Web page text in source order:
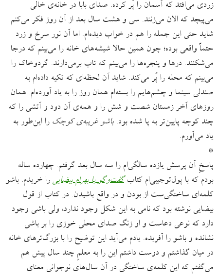
زردی می‌افتد که آسمان را پُر کرده. صدای بابا در خانه‌ی خالی
می‌پیچد که الان می‌زنند. سی و هشت سال بعد از آن روز فکر می‌‌کنم
شاید حتی این جمله را هم در خواب دیده‌ام. اما آن نور سرخ و زرد
حتماً واقعی بوده؛ چون همین حالا شیشه‌های خانه را می‌بینم که درجا
می‌شکنند. درها و پنجره‌ها را می‌بینم که تاب برمی‌دارند. گردوخاک را
می‌بینم که محله را پُر می‌کند. شاید آن لحظه‌ای که تکیه داده‌ام به
صندلی سینما و چشم‌هایم را بسته‌ام همان روز را به یاد آورده‌ام. همان
روزهای آخر زمستان شصت و شش را و همه‌ی آن دود و آتشی را که
چند کوچه پایین‌تر به پا شده بود.باشو غریبه‌ی کوچک را این‌طور به
یاد می‌آورم.
*
پاسخِ آن پرسش یازده سالگی‌ام را سه سال بعد گرفتم. چهارده ساله
بودم که با پول‌توجیبی‌ام کتابگفت‌وگو با بهرام بیضایی را خریدم. باشو
کلمه‌ای ساختگی‌ست از بودن و در واقع باشیدن. در کتاب از قول
بیضایی نوشته بود که نامی به این شکل وجود ندارد، ولی باشی وجود
دارد که نوعی دعاست و او زنگ صدای محلی خوزی را بر باشی
نشانده و باشو را آفریده. یادم می‌آید این توضیح را با بزرگ‌ترهای خانه
در میان گذاشتم و دوست ‌داشتم این را به معلمِ چند سال پیش هم
می‌گفتم که این کلمه‌ی ساختگی در آن سال‌های نوجوانی معنای